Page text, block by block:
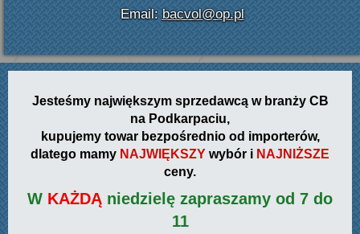
Email:bacvol@op.pl
Jesteśmy największym sprzedawcą w branży CB
na Podkarpaciu,
kupujemy towar bezpośrednio od importerów,
dlatego mamy NAJWIĘKSZY wybór i NAJNIŻSZE
ceny.
W KAŻDĄ niedzielę zapraszamy od 7 do
11